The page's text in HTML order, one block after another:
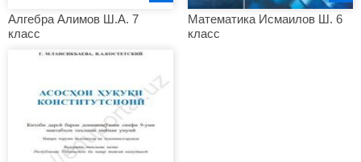
Алгебра Алимов Ш.А. 7
класс
Математика Исмаилов Ш. 6
класс